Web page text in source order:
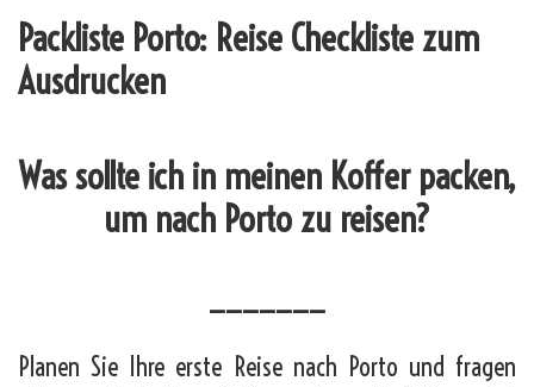
Packliste Porto: Reise Checkliste zum
Ausdrucken
Was sollte ich in meinen Koffer packen,
um nach Porto zu reisen?
Planen Sie Ihre erste Reise nach Porto und fragen